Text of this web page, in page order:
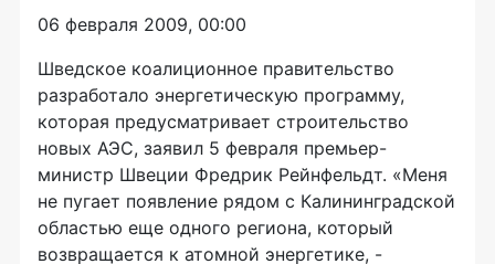
06 февраля 2009, 00:00
Шведское коалиционное правительство
разработало энергетическую программу,
которая предусматривает строительство
новых АЭС, заявил 5 февраля премьер-
министр Швеции Фредрик Рейнфельдт. «Меня
не пугает появление рядом с Калининградской
областью еще одного региона, который
возвращается к атомной энергетике, -